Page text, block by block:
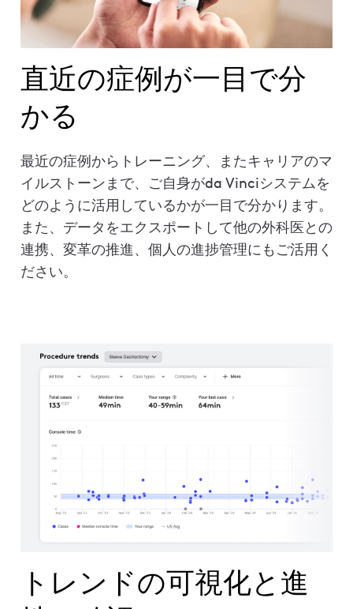
直近の症例が一目で分
かる
最近の症例からトレーニング、またキャリアのマ
イルストーンまで、ご自身がda Vinciシステムを
どのように活用しているかが一目で分かります。
また、データをエクスポートして他の外科医との
連携、変革の推進、個人の進捗管理にもご活用く
ださい。
トレンドの可視化と進